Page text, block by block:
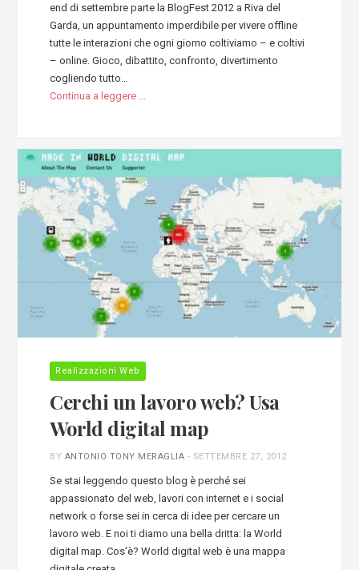
end di settembre parte la BlogFest 2012 a Riva del
Garda, un appuntamento imperdibile per vivere offline
tutte le interazioni che ogni giorno coltiviamo – e coltivi
– online. Gioco, dibattito, confronto, divertimento
cogliendo tutto…
Continua a leggere ...
Realizzazioni Web
Cerchi un lavoro web? Usa
World digital map
BY ANTONIO TONY MERAGLIA - SETTEMBRE 27, 2012
Se stai leggendo questo blog è perché sei
appassionato del web, lavori con internet e i social
network o forse sei in cerca di idee per cercare un
lavoro web. E noi ti diamo una bella dritta: la World
digital map. Cos’è? World digital web è una mappa